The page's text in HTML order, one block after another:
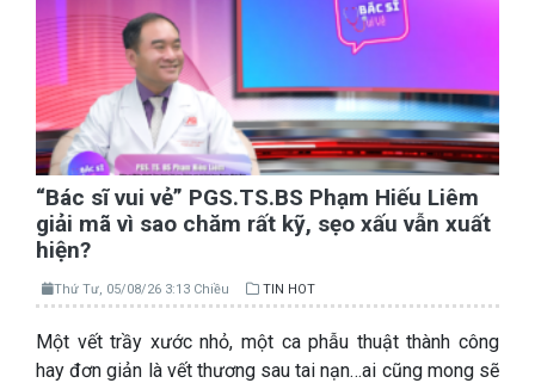
“Bác sĩ vui vẻ” PGS.TS.BS Phạm Hiếu Liêm
giải mã vì sao chăm rất kỹ, sẹo xấu vẫn xuất
hiện?
Thứ Tư, 05/08/26 3:13 Chiều TIN HOT
Một vết trầy xước nhỏ, một ca phẫu thuật thành công
hay đơn giản là vết thương sau tai nạn…ai cũng mong sẽ